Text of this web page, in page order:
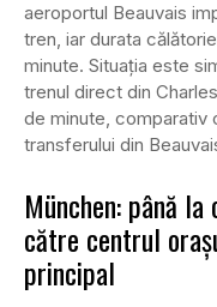
aeroportul Beauvais
tren, iar durata
minute. Situația este
trenul direct din
de minute, comparativ
transferului din
München: până
către centrul
principal